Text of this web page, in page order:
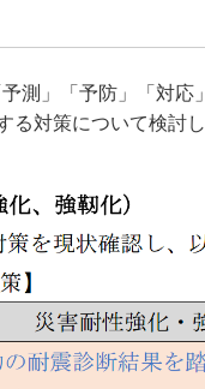
測」「予防」「対応
対策について検討し